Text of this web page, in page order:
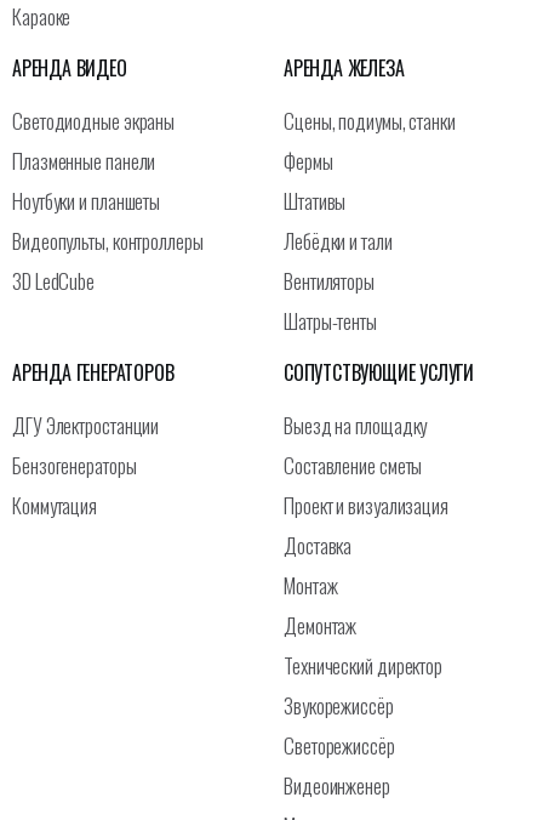
Караоке
АРЕНДА ВИДЕО
Светодиодные экраны
Плазменные панели
Ноутбуки и планшеты
Видеопульты, контроллеры
3D LedCube
АРЕНДА ЖЕЛЕЗА
Сцены, подиумы, станки
Фермы
Штативы
Лебёдки и тали
Вентиляторы
Шатры-тенты
АРЕНДА ГЕНЕРАТОРОВ
ДГУ Электростанции
Бензогенераторы
Коммутация
СОПУТСТВУЮЩИЕ УСЛУГИ
Выезд на площадку
Составление сметы
Проект и визуализация
Доставка
Монтаж
Демонтаж
Технический директор
Звукорежиссёр
Светорежиссёр
Видеоинженер